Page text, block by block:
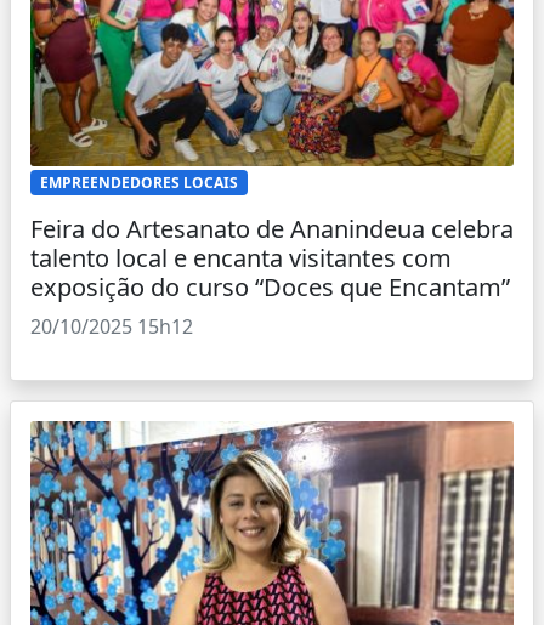
EMPREENDEDORES LOCAIS
Feira do Artesanato de Ananindeua celebra
talento local e encanta visitantes com
exposição do curso “Doces que Encantam”
20/10/2025 15h12